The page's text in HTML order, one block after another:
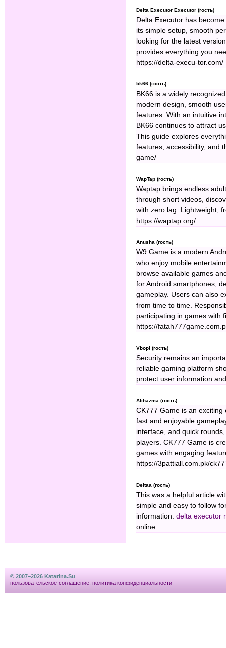
Delta Executor Executor (гость)
Delta Executor has
its simple setup, smooth
looking for the latest
provides everything you
https://delta-execu-tor.com/
bk66 (гость)
BK66 is a widely
modern design, smooth
features. With an intuitive
BK66 continues to attract
This guide explores
features, accessibility, and
game/
WapTap (гость)
Waptap brings endless
through short videos,
with zero lag. Lightweight,
https://waptap.org/
Anusha (гость)
W9 Game is a modern
who enjoy mobile
browse available games
for Android smartphones,
gameplay. Users can also
from time to time.
participating in games with
https://
Vbopl (гость)
Security remains an
reliable gaming platform
protect user information
Alihazma (гость)
CK777 Game is an
fast and enjoyable
interface, and quick
players. CK777 Game is
games with engaging
https://3pattiall.com.pk/
Deltaa (гость)
This was a helpful article
simple and easy to follow
information. delta executor
online.
© 2007–2026 Katarina.Su
пользовательское соглашение политика конфиденциальности